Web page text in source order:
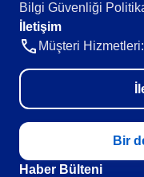
Bilgi Güvenliği
İletişim
Müşteri
Bir
Haber Bülteni​